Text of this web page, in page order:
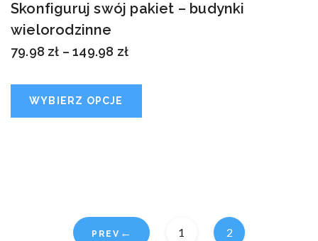
Skonfiguruj swój pakiet – budynki
wielorodzinne
79.98 zł –149.98 zł
WYBIERZ OPCJE
← 1 2